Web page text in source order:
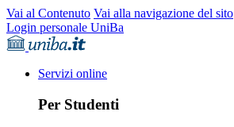
Vai al Contenuto Vai alla navigazione del sito
Login personale UniBa
Servizi online
Per Studenti